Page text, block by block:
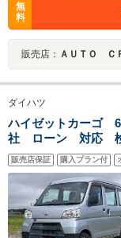
無
料
販売店： ＡＵＴＯ Ｃ
ダイハツ
ハイゼットカーゴ
社 ローン 対応 検
プ ABS 4WD 両
イトシルバーメタ
販売店保証 購入プラン付